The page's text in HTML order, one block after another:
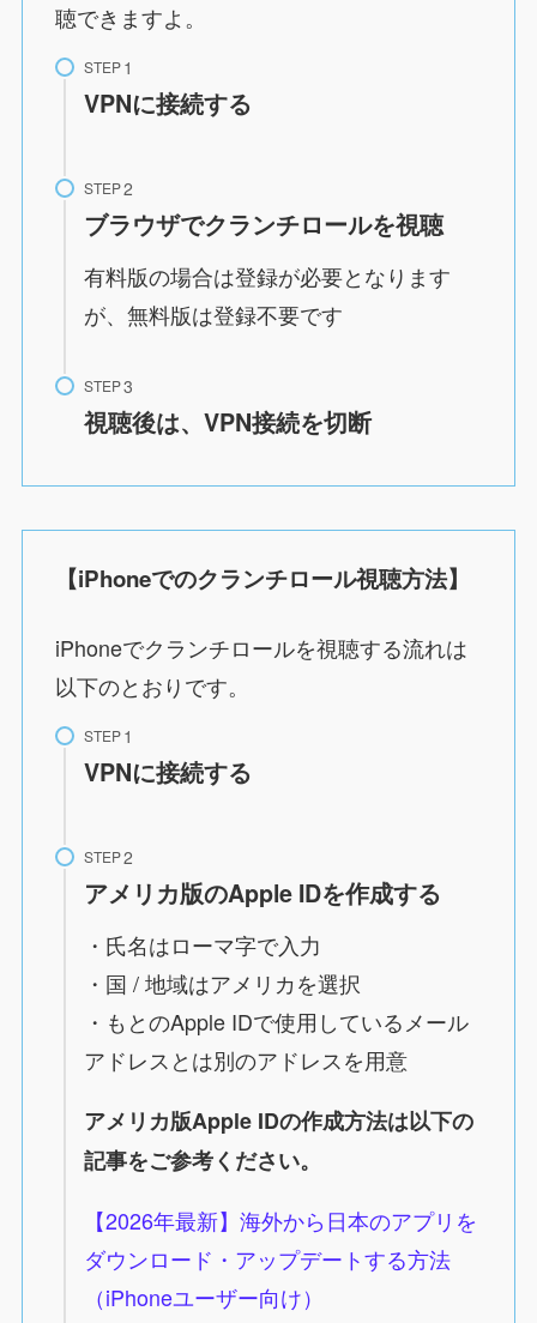
聴できますよ。
STEP
VPNに接続する
STEP
ブラウザでクランチロールを視聴
有料版の場合は登録が必要となります
が、無料版は登録不要です
STEP
視聴後は、VPN接続を切断
【iPhoneでのクランチロール視聴方法】
iPhoneでクランチロールを視聴する流れは
以下のとおりです。
STEP
VPNに接続する
STEP
アメリカ版のApple IDを作成する
・氏名はローマ字で入力
・国 / 地域はアメリカを選択
・もとのApple IDで使用しているメール
アドレスとは別のアドレスを用意
アメリカ版Apple IDの作成方法は以下の
記事をご参考ください。
【2026年最新】海外から日本のアプリを
ダウンロード・アップデートする方法
（iPhoneユーザー向け）